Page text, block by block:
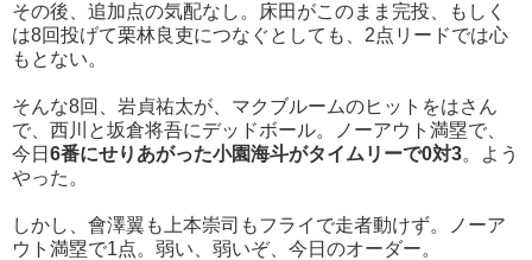
その後、追加点の気配なし。床田がこのまま完投、もしく
は8回投げて栗林良吏につなぐとしても、2点リードでは心
もとない。
そんな8回、岩貞祐太が、マクブルームのヒットをはさん
で、西川と坂倉将吾にデッドボール。ノーアウト満塁で、
今日 6番にせりあがった小園海斗がタイムリーで0対3。よう
やった。
しかし、會澤翼も上本崇司もフライで走者動けず。ノーア
ウト満塁で1点。弱い、弱いぞ、今日のオーダー。